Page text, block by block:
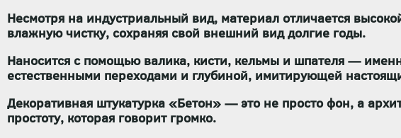
Несмотря на индустриальный вид, материал отличается
влажную чистку, сохраняя свой внешний вид долгие годы.
Наносится с помощью валика, кисти, кельмы и шпателя —
естественными переходами и глубиной, имитирующей
Декоративная штукатурка «Бетон» — это не просто фон, а
простоту, которая говорит громко.